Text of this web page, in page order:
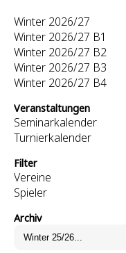
Winter 2026/27
Winter 2026/27 B1
Winter 2026/27 B2
Winter 2026/27 B3
Winter 2026/27 B4
Veranstaltungen
Seminarkalender
Turnierkalender
Filter
Vereine
Spieler
Archiv